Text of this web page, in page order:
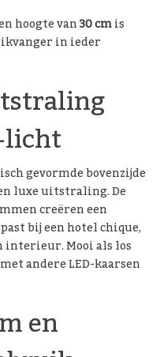
hoogte van30 cmis
in ieder
licht
gevormde bovenzijde
luxe uitstraling. De
creëren een
bij een hotel chique,
Mooi als los
andere LED-kaarsen
en